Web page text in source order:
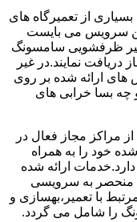
از تعمیرگاه های
سرویس می بایست
ظرفشویی سامسونگ
دریافت نمایند.در غیر
های ارائه شده بر روی
چه بسا خرابی های
مراکز مجاز فعال در
خود را به همراه
ارائه شده
منحصر به سرویسی
با تعمیر،بهسازی و
را شامل می گردد.